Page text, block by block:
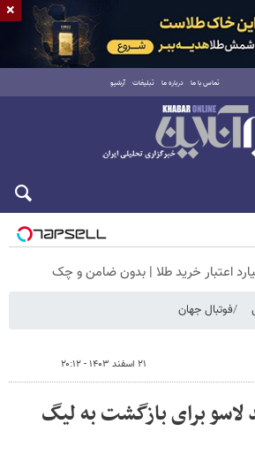
تماس با ما درباره ما تبلیغات آرشیو
مرداد ۱۴۰۵
فوتبال جهان
۲۱ اسفند ۱۴۰۳ - ۲۰:۱۲
برای بازگشت به لیگ
×